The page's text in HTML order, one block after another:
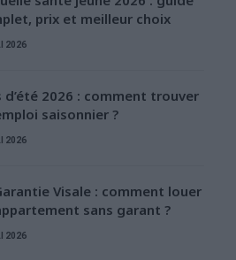
prix et meilleur choix
2026
d’été 2026 : comment trouver
saisonnier ?
2026
Visale : comment louer
sans garant ?
2026